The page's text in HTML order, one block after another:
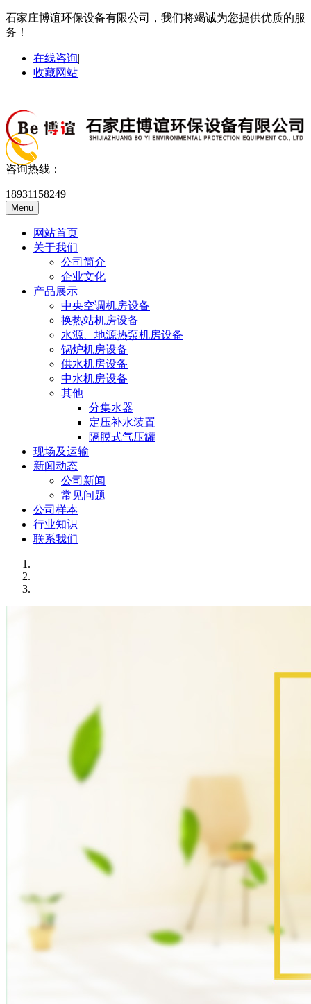
石家庄博谊环保设备有限公司，我们将竭诚为您提供优质的服
务！
在线咨询|
收藏网站
咨询热线：
18931158249
Menu
网站首页
关于我们
公司简介
企业文化
产品展示
中央空调机房设备
换热站机房设备
水源、地源热泵机房设备
锅炉机房设备
供水机房设备
中水机房设备
其他
分集水器
定压补水装置
隔膜式气压罐
现场及运输
新闻动态
公司新闻
常见问题
公司样本
行业知识
联系我们